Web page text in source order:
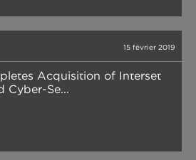
15 février 2019
Acquisition of Interset
Cyber-Se...